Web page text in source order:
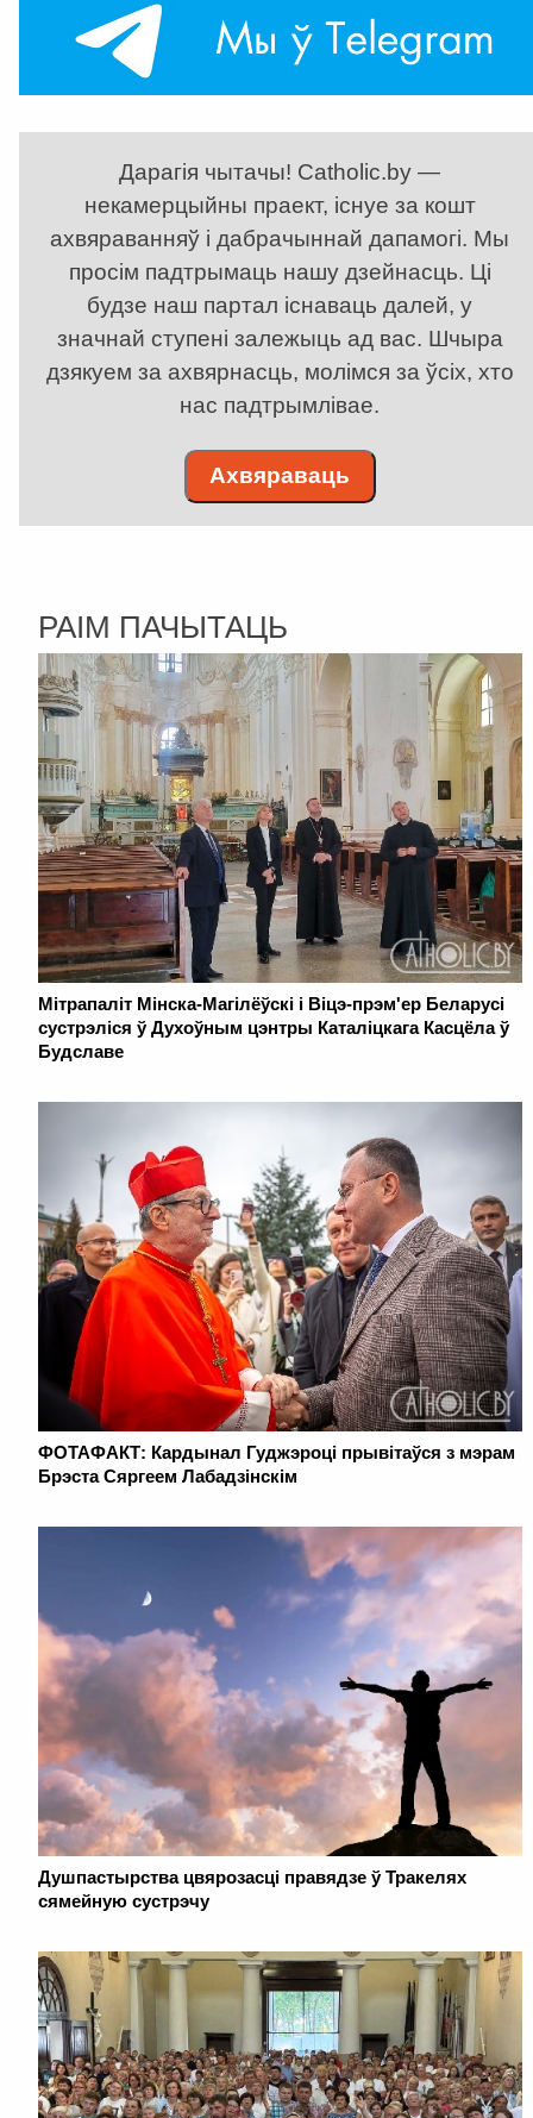
Дарагія чытачы! Catholic.by —
некамерцыйны праект, існуе за кошт
ахвяраванняў і дабрачыннай дапамогі. Мы
просім падтрымаць нашу дзейнасць. Ці
будзе наш партал існаваць далей, у
значнай ступені залежыць ад вас. Шчыра
дзякуем за ахвярнасць, молімся за ўсіх, хто
нас падтрымлівае.
Ахвяраваць
РАІМ ПАЧЫТАЦЬ
Мітрапаліт Мінска-Магілёўскі і Віцэ-прэм'ер Беларусі
сустрэліся ў Духоўным цэнтры Каталіцкага Касцёла ў
Будславе
ФОТАФАКТ: Кардынал Гуджэроці прывітаўся з мэрам
Брэста Сяргеем Лабадзінскім
Душпастырства цвярозасці правядзе ў Тракелях
сямейную сустрэчу